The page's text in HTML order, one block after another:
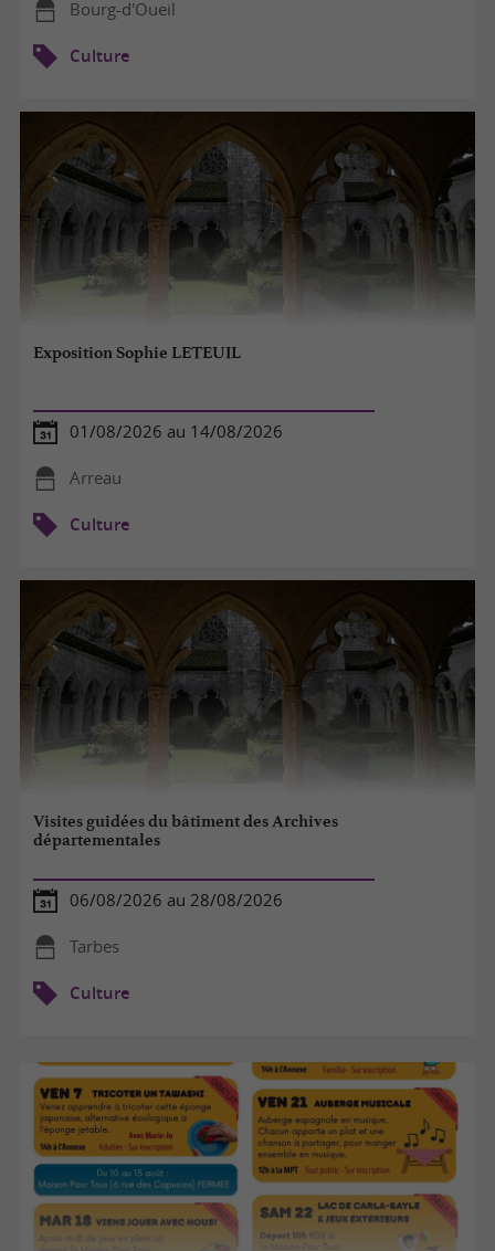
Bourg-d'Oueil
Culture
Exposition Sophie LETEUIL
01/08/2026 au 14/08/2026
Arreau
Culture
Visites guidées du bâtiment des Archives
départementales
06/08/2026 au 28/08/2026
Tarbes
Culture